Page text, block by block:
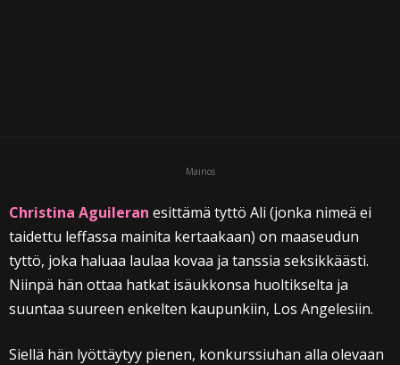
Mainos
Christina Aguileran esittämä tyttö Ali (jonka nimeä ei
taidettu leffassa mainita kertaakaan) on maaseudun
tyttö, joka haluaa laulaa kovaa ja tanssia seksikkäästi.
Niinpä hän ottaa hatkat isäukkonsa huoltikselta ja
suuntaa suureen enkelten kaupunkiin, Los Angelesiin.
Siellä hän lyöttäytyy pienen, konkurssiuhan alla olevaan